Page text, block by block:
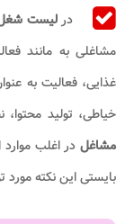
درلیست
مشاغلی به مانند
غذایی، فعالیت به
خیاطی، تولید
مشاغل در اغلب
بایستی این نکته مورد